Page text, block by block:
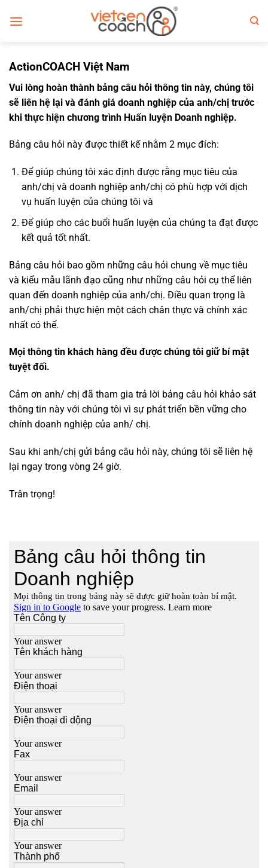
qua
ActionCOACH Việt Nam
Vui lòng hoàn thành bảng câu hỏi thông tin này, chúng tôi
sẽ liên hệ lại và đánh giá doanh nghiệp của anh/chị trước
khi thực hiện chương trình Huấn luyện Doanh nghiệp.
Bảng câu hỏi này được thiết kế nhằm 2 mục đích:
Để giúp chúng tôi xác định được rằng mục tiêu của
anh/chị và doanh nghiệp anh/chị có phù hợp với dịch
vụ huấn luyện của chúng tôi và
Để giúp cho các buổi huấn luyện của chúng ta đạt được
kết quả tốt nhất.
Bảng câu hỏi bao gồm những câu hỏi chung về mục tiêu
và kiểu mẫu lãnh đạo cũng như những câu hỏi cụ thể liên
quan đến doanh nghiệp của anh/chị. Điều quan trọng là
anh/chị phải thực hiện một cách chân thực và chính xác
nhất có thể.
Mọi thông tin khách hàng đều được chúng tôi giữ bí mật
tuyệt đối.
Cảm ơn anh/ chị đã tham gia trả lời bảng câu hỏi khảo sát
thông tin này với chúng tôi vì sự phát triển bền vững cho
chính doanh nghiệp của anh/ chị.
Sau khi anh/chị gửi bảng câu hỏi này, chúng tôi sẽ liên hệ
lại ngay trong vòng 24 giờ.
Trân trọng!